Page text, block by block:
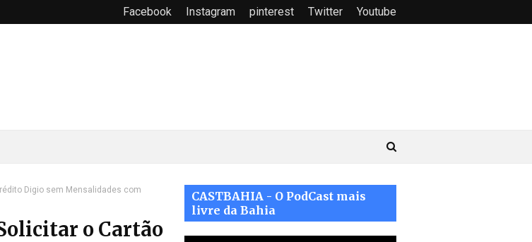
Facebook Instagram pinterest Twitter Youtube
Digio sem Mensalidades com
o Cartão
CASTBAHIA - O PodCast mais
livre da Bahia